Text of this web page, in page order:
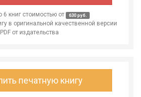
6 книг стоимостью от 630 руб.
в оригинальной качественной версии
PDF от издательства
печатную книгу